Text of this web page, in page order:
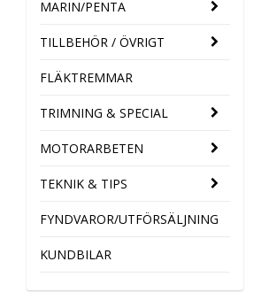
MARIN/PENTA
TILLBEHÖR / ÖVRIGT
FLÄKTREMMAR
TRIMNING & SPECIAL
MOTORARBETEN
TEKNIK & TIPS
FYNDVAROR/UTFÖRSÄLJNING
KUNDBILAR